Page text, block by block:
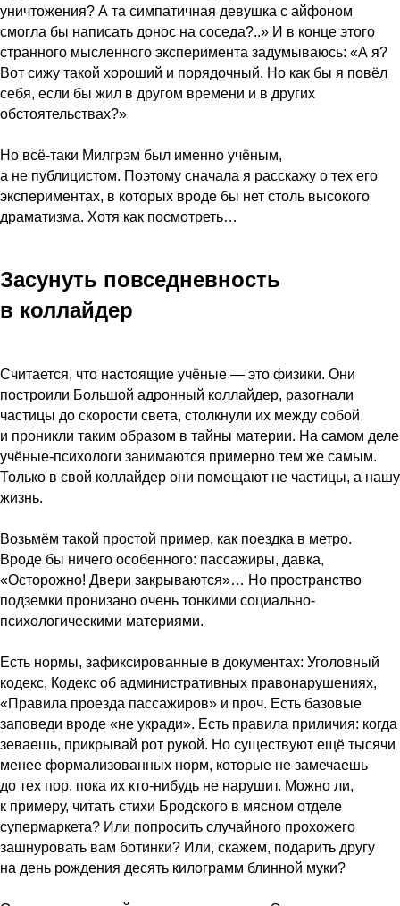
уничтожения? А та симпатичная девушка с айфоном
смогла бы написать донос на соседа?..» И в конце этого
странного мысленного эксперимента задумываюсь: «А я?
Вот сижу такой хороший и порядочный. Но как бы я повёл
себя, если бы жил в другом времени и в других
обстоятельствах?»
Но всё-таки Милгрэм был именно учёным,
а не публицистом. Поэтому сначала я расскажу о тех его
экспериментах, в которых вроде бы нет столь высокого
драматизма. Хотя как посмотреть…
Засунуть повседневность
в коллайдер
Считается, что настоящие учёные — это физики. Они
построили Большой адронный коллайдер, разогнали
частицы до скорости света, столкнули их между собой
и проникли таким образом в тайны материи. На самом деле
учёные-психологи занимаются примерно тем же самым.
Только в свой коллайдер они помещают не частицы, а нашу
жизнь.
Возьмём такой простой пример, как поездка в метро.
Вроде бы ничего особенного: пассажиры, давка,
«Осторожно! Двери закрываются»… Но пространство
подземки пронизано очень тонкими социально-
психологическими материями.
Есть нормы, зафиксированные в документах: Уголовный
кодекс, Кодекс об административных правонарушениях,
«Правила проезда пассажиров» и проч. Есть базовые
заповеди вроде «не укради». Есть правила приличия: когда
зеваешь, прикрывай рот рукой. Но существуют ещё тысячи
менее формализованных норм, которые не замечаешь
до тех пор, пока их кто-нибудь не нарушит. Можно ли,
к примеру, читать стихи Бродского в мясном отделе
супермаркета? Или попросить случайного прохожего
зашнуровать вам ботинки? Или, скажем, подарить другу
на день рождения десять килограмм блинной муки?